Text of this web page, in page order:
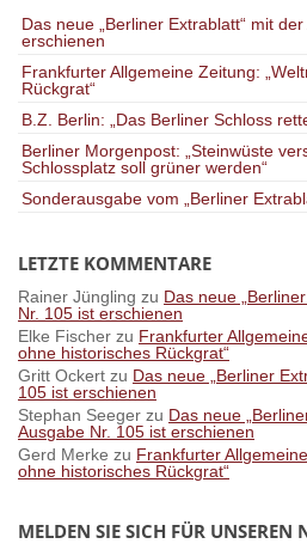
Das neue „Berliner Extrablatt“ mit
erschienen
Frankfurter Allgemeine Zeitung:
Rückgrat“
B.Z. Berlin: „Das Berliner Schloss
Berliner Morgenpost: „Steinwüste
Schlossplatz soll grüner werden“
Sonderausgabe vom „Berliner
LETZTE KOMMENTARE
Rainer Jüngling zu Das neue
Nr. 105 ist erschienen
Elke Fischer zu Frankfurter
ohne historisches Rückgrat“
Gritt Ockert zu Das neue „Berliner
105 ist erschienen
Stephan Seeger zu Das neue
Ausgabe Nr. 105 ist erschienen
Gerd Merke zu Frankfurter
ohne historisches Rückgrat“
MELDEN SIE SICH FÜR UNSEREN